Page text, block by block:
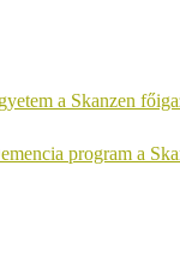
a Skanzen
program a